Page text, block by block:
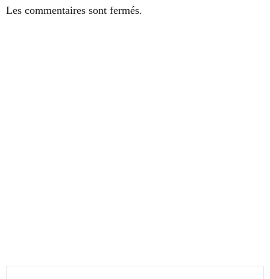
Les commentaires sont fermés.